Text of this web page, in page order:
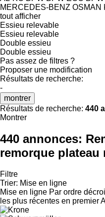
MERCEDES-BENZ OSMAN
tout afficher
Essieu relevable
Essieu relevable
Double essieu
Double essieu
Pas assez de filtres ?
Proposer une modification
Résultats de recherche:
-
montrer
Résultats de recherche: 440
Montrer
440 annonces:
remorque plateau
Filtre
Trier: Mise en ligne
Mise en ligne Par ordre
les plus récentes en premier